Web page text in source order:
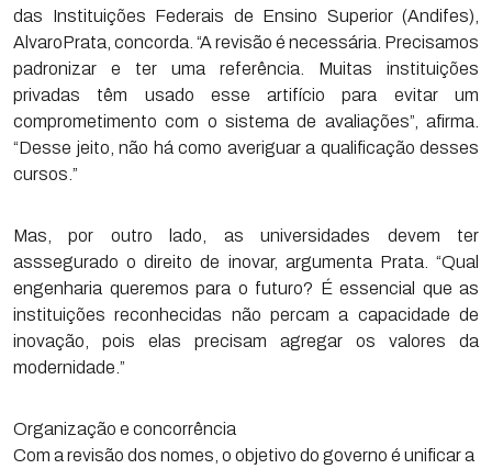
das Instituições Federais de Ensino Superior (Andifes),
AlvaroPrata, concorda. “A revisão é necessária. Precisamos
padronizar e ter uma referência. Muitas instituições
privadas têm usado esse artifício para evitar um
comprometimento com o sistema de avaliações”, afirma.
“Desse jeito, não há como averiguar a qualificação desses
cursos.”
Mas, por outro lado, as universidades devem ter
asssegurado o direito de inovar, argumenta Prata. “Qual
engenharia queremos para o futuro? É essencial que as
instituições reconhecidas não percam a capacidade de
inovação, pois elas precisam agregar os valores da
modernidade.”
Organização e concorrência
Com a revisão dos nomes, o objetivo do governo é unificar a